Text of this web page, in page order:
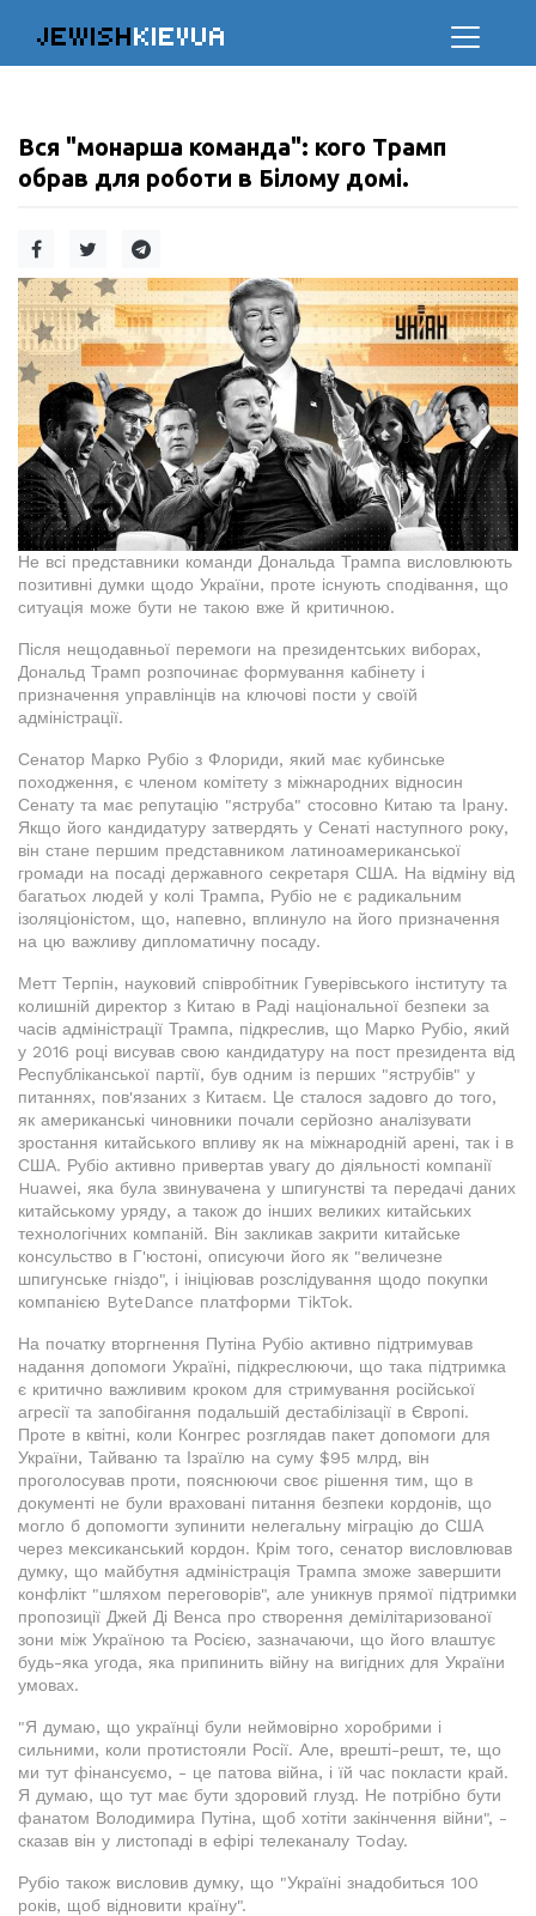
JEWISHKIEVUA
Вся "монарша команда": кого Трамп
обрав для роботи в Білому домі.
Не всі представники команди Дональда Трампа висловлюють
позитивні думки щодо України, проте існують сподівання, що
ситуація може бути не такою вже й критичною.
Після нещодавньої перемоги на президентських виборах,
Дональд Трамп розпочинає формування кабінету і
призначення управлінців на ключові пости у своїй
адміністрації.
Сенатор Марко Рубіо з Флориди, який має кубинське
походження, є членом комітету з міжнародних відносин
Сенату та має репутацію "яструба" стосовно Китаю та Ірану.
Якщо його кандидатуру затвердять у Сенаті наступного року,
він стане першим представником латиноамериканської
громади на посаді державного секретаря США. На відміну від
багатьох людей у колі Трампа, Рубіо не є радикальним
ізоляціоністом, що, напевно, вплинуло на його призначення
на цю важливу дипломатичну посаду.
Метт Терпін, науковий співробітник Гуверівського інституту та
колишній директор з Китаю в Раді національної безпеки за
часів адміністрації Трампа, підкреслив, що Марко Рубіо, який
у 2016 році висував свою кандидатуру на пост президента від
Республіканської партії, був одним із перших "яструбів" у
питаннях, пов'язаних з Китаєм. Це сталося задовго до того,
як американські чиновники почали серйозно аналізувати
зростання китайського впливу як на міжнародній арені, так і в
США. Рубіо активно привертав увагу до діяльності компанії
Huawei, яка була звинувачена у шпигунстві та передачі даних
китайському уряду, а також до інших великих китайських
технологічних компаній. Він закликав закрити китайське
консульство в Г'юстоні, описуючи його як "величезне
шпигунське гніздо", і ініціював розслідування щодо покупки
компанією ByteDance платформи TikTok.
На початку вторгнення Путіна Рубіо активно підтримував
надання допомоги Україні, підкреслюючи, що така підтримка
є критично важливим кроком для стримування російської
агресії та запобігання подальшій дестабілізації в Європі.
Проте в квітні, коли Конгрес розглядав пакет допомоги для
України, Тайваню та Ізраїлю на суму $95 млрд, він
проголосував проти, пояснюючи своє рішення тим, що в
документі не були враховані питання безпеки кордонів, що
могло б допомогти зупинити нелегальну міграцію до США
через мексиканський кордон. Крім того, сенатор висловлював
думку, що майбутня адміністрація Трампа зможе завершити
конфлікт "шляхом переговорів", але уникнув прямої підтримки
пропозиції Джей Ді Венса про створення демілітаризованої
зони між Україною та Росією, зазначаючи, що його влаштує
будь-яка угода, яка припинить війну на вигідних для України
умовах.
"Я думаю, що українці були неймовірно хоробрими і
сильними, коли протистояли Росії. Але, врешті-решт, те, що
ми тут фінансуємо, - це патова війна, і їй час покласти край.
Я думаю, що тут має бути здоровий глузд. Не потрібно бути
фанатом Володимира Путіна, щоб хотіти закінчення війни", -
сказав він у листопаді в ефірі телеканалу Today.
Рубіо також висловив думку, що "Україні знадобиться 100
років, щоб відновити країну".